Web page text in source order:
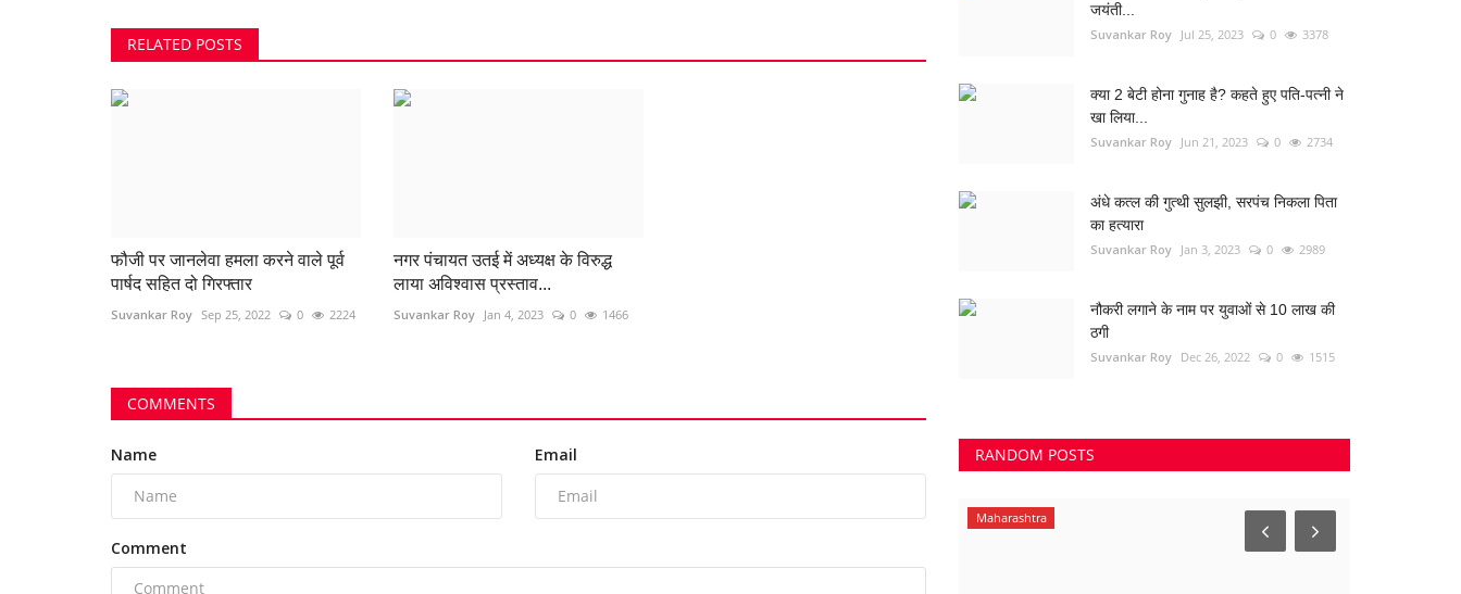
RELATED POSTS
फौजी पर जानलेवा हमला करने वाले पूर्व
पार्षद सहित दो गिरफ्तार
Suvankar Roy Sep 25, 2022 0 2224
नगर पंचायत उतई में अध्यक्ष के विरुद्ध
लाया अविश्वास प्रस्ताव...
Suvankar Roy Jan 4, 2023 0 1466
COMMENTS
Name Email
Comment
जयंती...
Suvankar Roy Jul 25, 2023 0 3378
क्या 2 बेटी होना गुनाह है? कहते हुए पति-पत्नी ने
खा लिया...
Suvankar Roy Jun 21, 2023 0 2734
अंधे कत्ल की गुत्थी सुलझी, सरपंच निकला पिता
का हत्यारा
Suvankar Roy Jan 3, 2023 0 2989
नौकरी लगाने के नाम पर युवाओं से 10 लाख की
ठगी
Suvankar Roy Dec 26, 2022 0 1515
RANDOM POSTS
Maharashtra Maharashtra Chandigarh